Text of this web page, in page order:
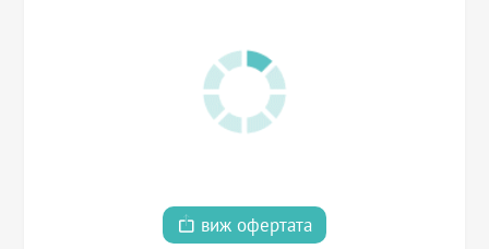
виж офертата